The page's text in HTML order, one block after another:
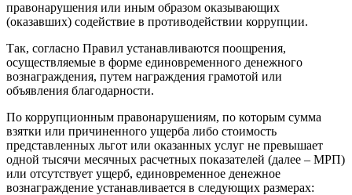
правонарушения или иным образом оказывающих
(оказавших) содействие в противодействии коррупции.
Так, согласно Правил устанавливаются поощрения,
осуществляемые в форме единовременного денежного
вознаграждения, путем награждения грамотой или
объявления благодарности.
По коррупционным правонарушениям, по которым сумма
взятки или причиненного ущерба либо стоимость
представленных льгот или оказанных услуг не превышает
одной тысячи месячных расчетных показателей (далее – МРП)
или отсутствует ущерб, единовременное денежное
вознаграждение устанавливается в следующих размерах: